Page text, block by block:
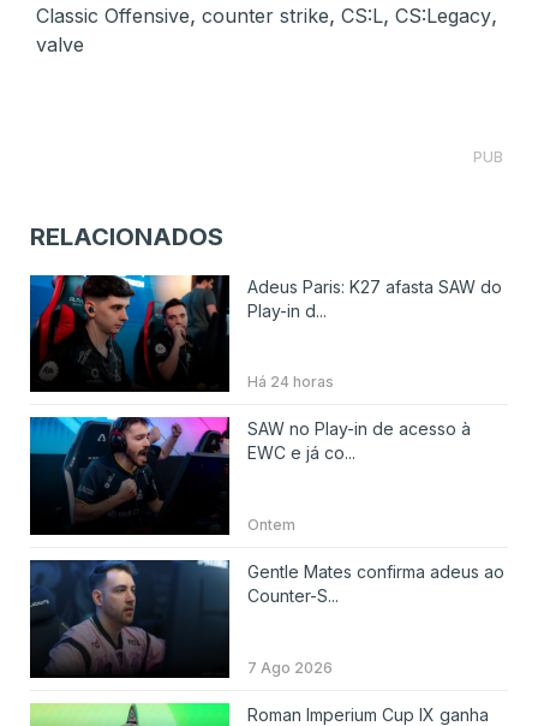
Classic Offensive, counter strike, CS:L, CS:Legacy,
valve
PUB
RELACIONADOS
Adeus Paris: K27 afasta SAW do
Play-in d...
Há 24 horas
SAW no Play-in de acesso à
EWC e já co...
Ontem
Gentle Mates confirma adeus ao
Counter-S...
7 Ago 2026
Roman Imperium Cup IX ganha